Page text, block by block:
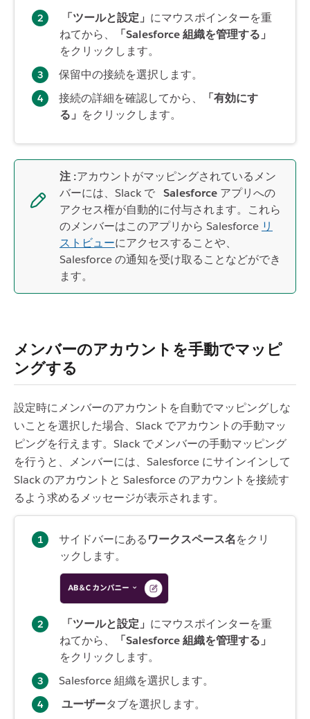
「ツールと設定」 にマウスポインターを重
ねてから、
「Salesforce 組織を管理する」
をクリックします。
保留中の接続を選択します。
接続の詳細を確認してから、
「有効にす
る」 をクリックします。
注 :アカウントがマッピングされているメン
バーには、Slack で Salesforce アプリへの
アクセス権が自動的に付与されます。これら
のメンバーはこのアプリから Salesforce リ
ストビューにアクセスすることや、
Salesforce の通知を受け取ることなどができ
ます。
メンバーのアカウントを手動でマッピ
ングする
設定時にメンバーのアカウントを自動でマッピングしな
いことを選択した場合、Slack でアカウントの手動マッ
ピングを行えます。Slack でメンバーの手動マッピング
を行うと、メンバーには、Salesforce にサインインして
Slack のアカウントと Salesforce のアカウントを接続す
るよう求めるメッセージが表示されます。
サイドバーにあるワークスペース名をクリ
ックします。
「ツールと設定」 にマウスポインターを重
ねてから、
「Salesforce 組織を管理する」
をクリックします。
Salesforce 組織を選択します。
ユーザータブを選択します。